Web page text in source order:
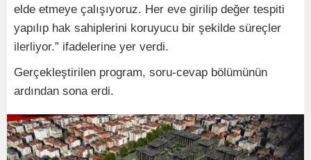
elde etmeye çalışıyoruz. Her eve girilip değer tespiti
yapılıp hak sahiplerini koruyucu bir şekilde süreçler
ilerliyor.” ifadelerine yer verdi.
Gerçekleştirilen program, soru-cevap bölümünün
ardından sona erdi.